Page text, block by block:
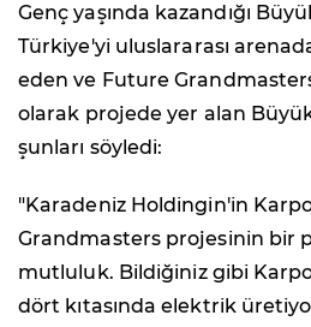
Genç yaşında kazandığı
Türkiye'yi uluslararası
eden ve Future
olarak projede yer alan
şunları söyledi:
"Karadeniz Holdingin'in
Grandmasters projesinin bir
mutluluk. Bildiğiniz gibi
dört kıtasında elektrik